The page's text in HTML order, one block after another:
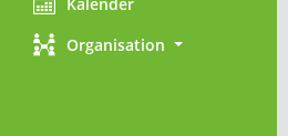
Organisation